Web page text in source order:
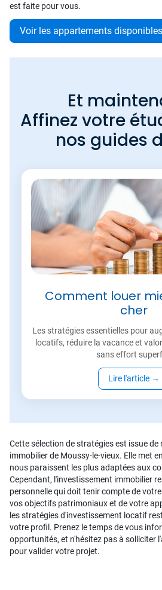
est faite pour vous.
Voir les appartements
Et
Affinez votre
nos guides
Comment louer
cher
Les stratégies essentielles pour
locatifs, réduire la vacance et
sans effort
Lire l'article →
Cette sélection de stratégies est issue
immobilier de Moussy-le-vieux. Elle met
nous paraissent les plus adaptées aux
Cependant, l'investissement immobilier
personnelle qui doit tenir compte de
vos objectifs patrimoniaux et de votre
les stratégies d'investissement locatif
votre profil. Prenez le temps de vous
opportunités, et n'hésitez pas à solliciter
pour valider votre projet.